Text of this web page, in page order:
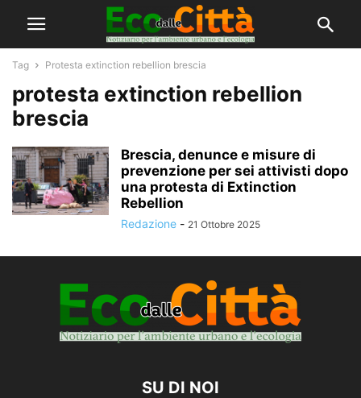
Tag Protesta extinction rebellion brescia
protesta extinction rebellion
brescia
Brescia, denunce e misure di
prevenzione per sei attivisti dopo
una protesta di Extinction
Rebellion
Redazione - 21 Ottobre 2025
SU DI NOI